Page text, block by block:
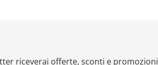
riceverai offerte, sconti e promozioni